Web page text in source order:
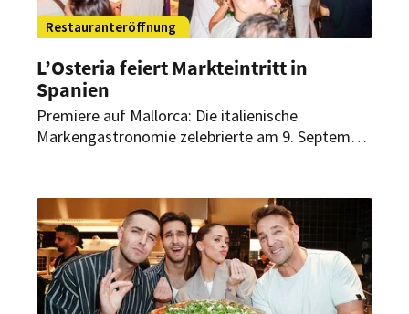
Restauranteröffnung
L’Osteria feiert Markteintritt in
Spanien
Premiere auf Mallorca: Die italienische
Markengastronomie zelebrierte am 9. September
gekommen – darunter auch viele Prominente.